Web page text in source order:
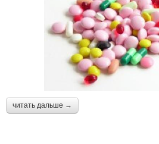
читать дальше →